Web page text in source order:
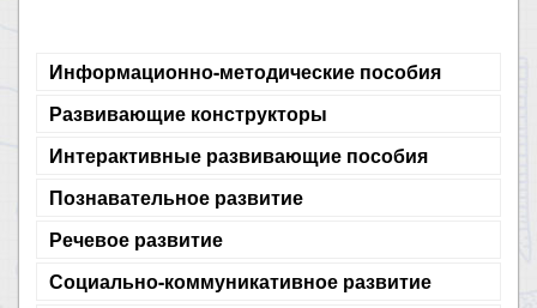
Информационно-методические пособия
Развивающие конструкторы
Интерактивные развивающие пособия
Познавательное развитие
Речевое развитие
Социально-коммуникативное развитие